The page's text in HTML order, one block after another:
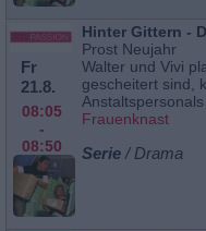
Fr
21.8.
08:05
-
08:50
Hinter Gittern -
Prost Neujahr
Walter und Vivi
gescheitert sind,
Frauenknast
Serie / Drama